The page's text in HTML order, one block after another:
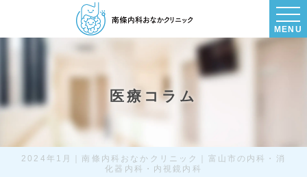
MENU
医療コラム
2024年1月｜南條内科おなかクリニック｜富山市の内科・消
化器内科・内視鏡内科